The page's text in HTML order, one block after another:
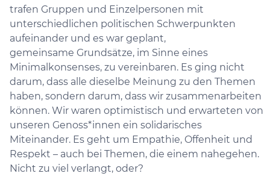
trafen Gruppen und Einzelpersonen mit
unterschiedlichen politischen Schwerpunkten
aufeinander und es war geplant,
gemeinsame Grundsätze, im Sinne eines
Minimalkonsenses, zu vereinbaren. Es ging nicht
darum, dass alle dieselbe Meinung zu den Themen
haben, sondern darum, dass wir zusammenarbeiten
können. Wir waren optimistisch und erwarteten von
unseren Genoss*innen ein solidarisches
Miteinander. Es geht um Empathie, Offenheit und
Respekt – auch bei Themen, die einem nahegehen.
Nicht zu viel verlangt, oder?